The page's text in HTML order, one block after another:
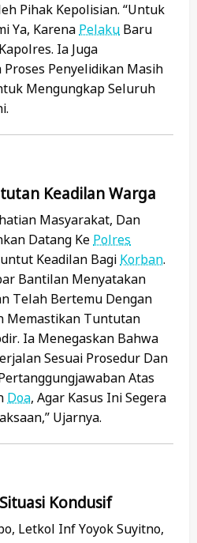
Pihak Kepolisian. “Untuk
Ya, Karena Pelaku Baru
Ia Juga
Penyelidikan Masih
Mengungkap Seluruh
Keadilan Warga
Masyarakat, Dan
Datang Ke Polres
Keadilan Bagi Korban.
Bantilan Menyatakan
Telah Bertemu Dengan
Memastikan Tuntutan
Ia Menegaskan Bahwa
Sesuai Prosedur Dan
Atas
Doa, Agar Kasus Ini Segera
Ujarnya.
Kondusif
Letkol Inf Yoyok Suyitno,